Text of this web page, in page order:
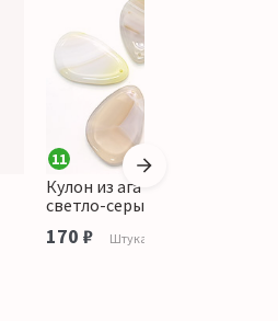
11
Кулон из агата цвет
светло-серый 40*60 мм
170 ₽ Штука